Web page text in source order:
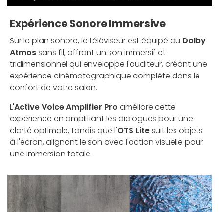
Expérience Sonore Immersive
Sur le plan sonore, le téléviseur est équipé du Dolby
Atmossans fil, offrant un son immersif et
tridimensionnel qui enveloppe l'auditeur, créant une
expérience cinématographique complète dans le
confort de votre salon.
L'Active Voice Amplifier Pro améliore cette
expérience en amplifiant les dialogues pour une
clarté optimale, tandis que l'OTS Litesuit les objets
à l'écran, alignant le son avec l'action visuelle pour
une immersion totale.